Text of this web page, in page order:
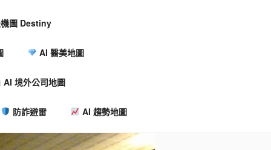
圖 Destiny
AI 醫美地圖
AI 境外公司地圖
防詐避雷 AI 趨勢地圖